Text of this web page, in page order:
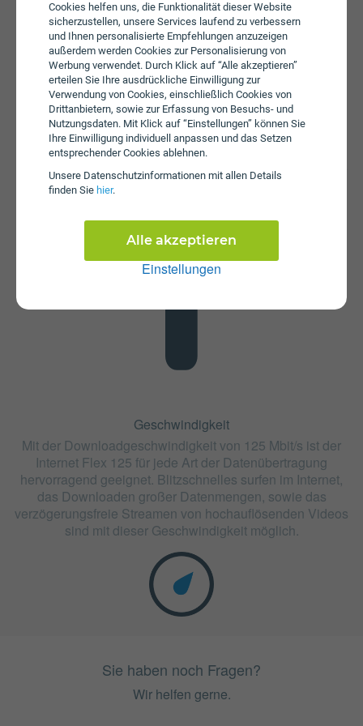
Cookies helfen uns, die Funktionalität dieser Website
sicherzustellen, unsere Services laufend zu verbessern
und Ihnen personalisierte Empfehlungen anzuzeigen
außerdem werden Cookies zur Personalisierung von
Werbung verwendet. Durch Klick auf “Alle akzeptieren”
erteilen Sie Ihre ausdrückliche Einwilligung zur
Verwendung von Cookies, einschließlich Cookies von
Drittanbietern, sowie zur Erfassung von Besuchs- und
Nutzungsdaten. Mit Klick auf “Einstellungen” können Sie
Ihre Einwilligung individuell anpassen und das Setzen
entsprechender Cookies ablehnen.
Unsere Daten­schutz­informationen mit allen Details
finden Sie hier.
Einstellungen
Alle akzeptieren
jährliche Servicepauschale beträgt € 27.
Datenstick
Im Tarif Internet Flex 125 ist kein Datenstick enthalten. Die
SIM-Karte kann in jedem gängigen Datenstick betrieben
verbinden. Alternativ kann die SIM-Karte von Magenta
auch in Tablets verwendet werden.
Geschwindigkeit
Mit der Downloadgeschwindigkeit von 125 Mbit/s ist der
Internet Flex 125 für jede Art der Datenübertragung
hervorragend geeignet. Blitzschnelles surfen im Internet,
das Downloaden großer Datenmengen, sowie das
verzögerungsfreie Streamen von hochauflösenden Videos
sind mit dieser Geschwindigkeit möglich.
Sie haben noch Fragen?
Wir helfen gerne.